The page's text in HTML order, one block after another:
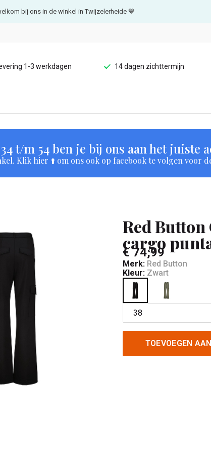
bij ons in de winkel in Twijzelerheide 💙
1-3 werkdagen 14 dagen zichttermijn
t/m 54 ben je bij ons aan het juiste
Klik hier ⬆️ om ons ook op facebook te volgen voor
Red Button
cargo
€ 74,99
Merk: Red Button
Kleur: Zwart
TOEVOEGEN